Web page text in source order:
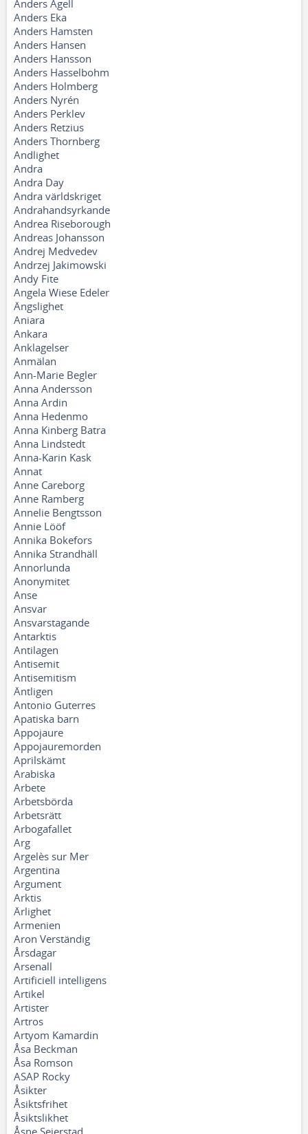
Anders Agell
Anders Eka
Anders Hamsten
Anders Hansen
Anders Hansson
Anders Hasselbohm
Anders Holmberg
Anders Nyrén
Anders Perklev
Anders Retzius
Anders Thornberg
Andlighet
Andra
Andra Day
Andra världskriget
Andrahandsyrkande
Andrea Riseborough
Andreas Johansson
Andrej Medvedev
Andrzej Jakimowski
Andy Fite
Angela Wiese Edeler
Ängslighet
Aniara
Ankara
Anklagelser
Anmälan
Ann-Marie Begler
Anna Andersson
Anna Ardin
Anna Hedenmo
Anna Kinberg Batra
Anna Lindstedt
Anna-Karin Kask
Annat
Anne Careborg
Anne Ramberg
Annelie Bengtsson
Annie Lööf
Annika Bokefors
Annika Strandhäll
Annorlunda
Anonymitet
Anse
Ansvar
Ansvarstagande
Antarktis
Antilagen
Antisemit
Antisemitism
Äntligen
Antonio Guterres
Apatiska barn
Appojaure
Appojauremorden
Aprilskämt
Arabiska
Arbete
Arbetsbörda
Arbetsrätt
Arbogafallet
Arg
Argelès sur Mer
Argentina
Argument
Arktis
Ärlighet
Armenien
Aron Verständig
Årsdagar
Arsenall
Artificiell intelligens
Artikel
Artister
Artros
Artyom Kamardin
Åsa Beckman
Åsa Romson
ASAP Rocky
Åsikter
Åsiktsfrihet
Åsiktslikhet
Åsne Seierstad